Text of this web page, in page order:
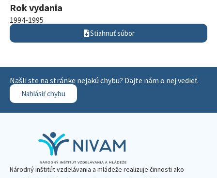
Rok vydania
1994-1995
Stiahnuť súbor
Našli ste na stránke nejakú chybu? Dajte nám o nej vedieť.
Nahlásiť chybu
Národný inštitút vzdelávania a mládeže realizuje činnosti ako